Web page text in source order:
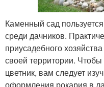
Каменный сад
среди дачников.
приусадебного
своей территории. Чтобы
цветник, вам следует
оформления рокария в